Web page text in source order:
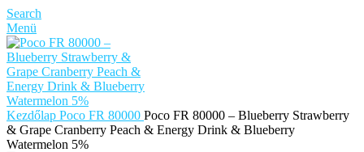
Search
Menü
Kezdőlap Poco FR 80000 Poco FR 80000 – Blueberry Strawberry
& Grape Cranberry Peach & Energy Drink & Blueberry
Watermelon 5%